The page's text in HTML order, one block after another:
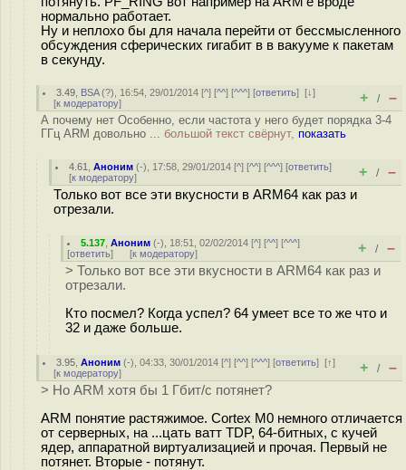
нормально работает.
Ну и неплохо бы для начала перейти от бессмысленного
обсуждения сферических гигабит в в вакууме к пакетам
в секунду.
3.49 BSA(?), 16:54, 29/01/2014 [^] [^^] [^^^] [ответить][↓]
[к модератору] + / –
А почему нет Особенно, если частота у него будет порядка 3-4
ГГц ARM довольно ... большой текст свёрнут, показать
4.61 ,Аноним (-), 17:58, 29/01/2014 [^] [^^] [^^^] [ответить]
[к модератору] + / –
Только вот все эти вкусности в ARM64 как раз и
отрезали.
5.137 ,Аноним (-), 18:51, 02/02/2014 [^] [^^] [^^^]
[ответить] [к модератору] + / –
> Только вот все эти вкусности в ARM64 как раз и
отрезали.
Кто посмел? Когда успел? 64 умеет все то же что и
32 и даже больше.
3.95 ,Аноним (-), 04:33, 30/01/2014 [^] [^^] [^^^] [ответить][↑]
[к модератору] + / –
> Но ARM хотя бы 1 Гбит/с потянет?
ARM понятие растяжимое. Cortex M0 немного отличается
от серверных, на ...цать ватт TDP, 64-битных, с кучей
ядер, аппаратной виртуализацией и прочая. Первый не
потянет. Вторые - потянут.